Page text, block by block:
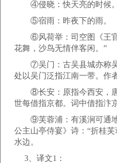
④侵晓：快天亮的时候。
⑤宿雨：昨夜下的雨。
⑥风荷举：司空图《王官
花舞，沙鸟无情伴客闲。”
⑦吴门：古吴县城亦称吴
处以吴门泛指江南一带。作
⑧长安：原指今西安，唐
世每借指京都。词中借指汴
⑨芙蓉浦：有溪涧可通地
公主山亭侍宴》诗：“折桂芙
水边。
3、译文1：